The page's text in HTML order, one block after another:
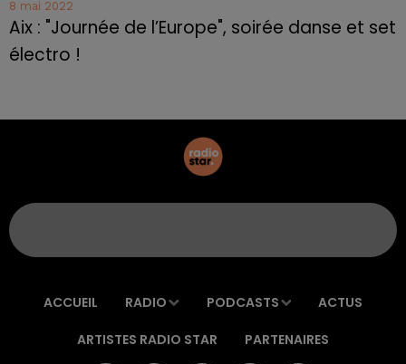
8 mai 2022
Aix : "Journée de l’Europe", soirée danse et set
électro !
ACCUEIL RADIO PODCASTS ACTUS
ARTISTES RADIO STAR PARTENAIRES